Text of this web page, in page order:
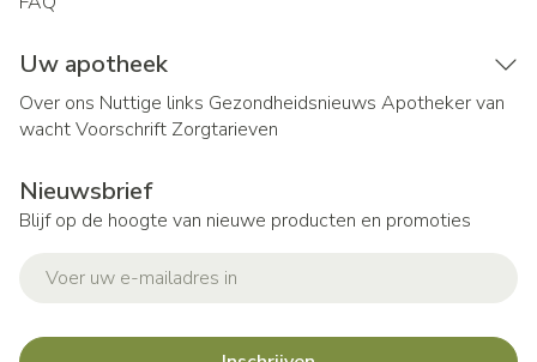
Uw apotheek
Over ons Nuttige links Gezondheidsnieuws Apotheker van
wachtVoorschrift Zorgtarieven
Nieuwsbrief
Blijf op de hoogte van nieuwe producten en promoties